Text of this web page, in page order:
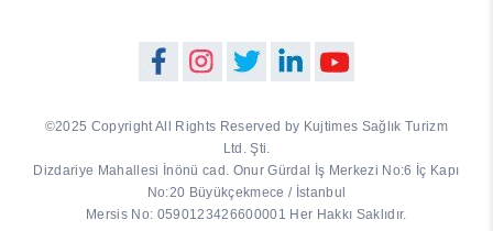
©2025 Copyright All Rights Reserved by Kujtimes Sağlık Turizm
Ltd. Şti.
Dizdariye Mahallesi İnönü cad. Onur Gürdal İş Merkezi No:6 İç Kapı
No:20 Büyükçekmece / İstanbul
Mersis No: 0590123426600001 Her Hakkı Saklıdır.